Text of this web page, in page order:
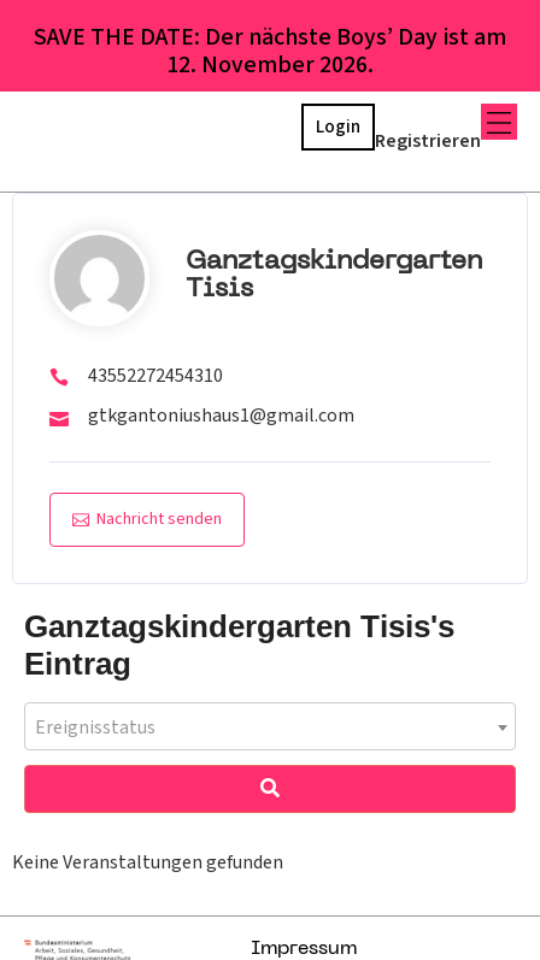
SAVE THE DATE: Der nächste Boys’ Day ist am
12. November 2026.
Registrieren
Login
Ganztagskindergarten
Tisis
43552272454310
gtkgantoniushaus1@gmail.com
Nachricht senden
Ganztagskindergarten Tisis's
Eintrag
Ereignisstatus
Keine Veranstaltungen gefunden
Impressum